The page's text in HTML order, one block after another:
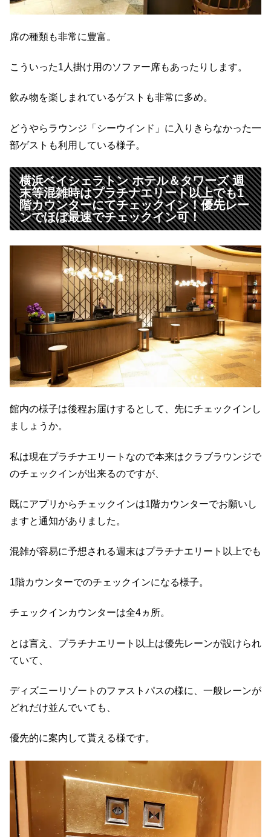
席の種類も非常に豊富。
こういった1人掛け用のソファー席もあったりします。
飲み物を楽しまれているゲストも非常に多め。
どうやらラウンジ「シーウインド」に入りきらなかった一
部ゲストも利用している様子。
横浜ベイシェラトン ホテル＆タワーズ 週
末等混雑時はプラチナエリート以上でも1
階カウンターにてチェックイン！優先レー
ンでほぼ最速でチェックイン可！
館内の様子は後程お届けするとして、先にチェックインし
ましょうか。
私は現在プラチナエリートなので本来はクラブラウンジで
のチェックインが出来るのですが、
既にアプリからチェックインは1階カウンターでお願いし
ますと通知がありました。
混雑が容易に予想される週末はプラチナエリート以上でも
1階カウンターでのチェックインになる様子。
チェックインカウンターは全4ヵ所。
とは言え、プラチナエリート以上は優先レーンが設けられ
ていて、
ディズニーリゾートのファストパスの様に、一般レーンが
どれだけ並んでいても、
優先的に案内して貰える様です。